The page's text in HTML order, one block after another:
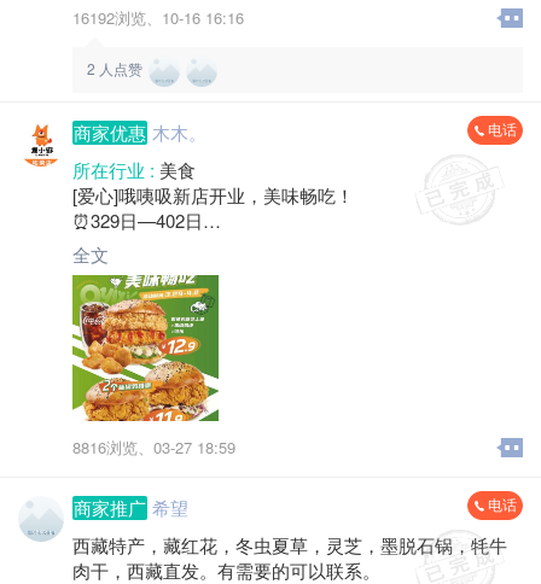
16192浏览、 10-16 16:16
2 人点赞
商家优惠 木木。 电话
所在行业 : 美食
[爱心]哦咦吸新店开业，美味畅吃！
⏰3️29日—4️02日
2个鸡排堡只要11.9
芝士堡套餐低至12.9
[转圈]进店还可享受可乐无限续杯
[勾引]快来哦咦吸畅享舌尖美味吧！
地址：柘荣县双城镇荣华路1-16号
全文
8816浏览、 03-27 18:59
商家推广 希望 电话
西藏特产，藏红花，冬虫夏草，灵芝，墨脱石锅，牦牛
肉干，西藏直发。有需要的可以联系。